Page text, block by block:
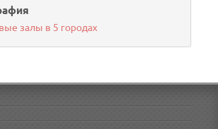
залы в 5 городах